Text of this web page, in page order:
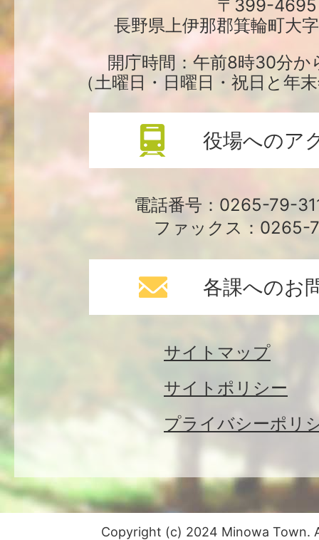
役
場
〒399-4695
長野県上伊那郡箕輪町大
開庁時間：午前8時30分か
（土曜日・日曜日・祝日と年
役場へのア
電話番号：0265-79-
ファックス：0265-
各課へのお
サイトマップ
サイトポリシー
プライバシーポリ
Copyright (c) 2024 Minowa Town.